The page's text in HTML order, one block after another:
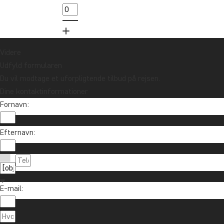
Fornavn:
Efternavn:
E-mail:
Vil du modtage rejseinspiration og
Tilmeld dig vores nyhedsbrev og deltag i